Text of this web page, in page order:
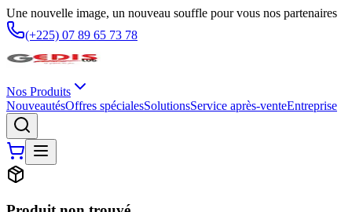
Une nouvelle image, un nouveau souffle pour vous nos partenaires
(+225) 07 89 65 73 78
Nos Produits
NouveautésOffres spécialesSolutionsService après-venteEntreprise